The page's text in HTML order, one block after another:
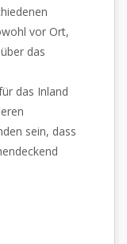
vor Ort,
das
das Inland
sein, dass